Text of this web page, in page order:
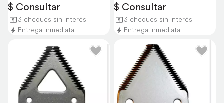
$ Consultar
3 cheques sin interés
Entrega Inmediata
$ Consultar
3 cheques sin interés
Entrega Inmediata